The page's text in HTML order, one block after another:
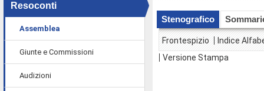
Resoconti
Assemblea
Giunte e Commissioni
Audizioni
Stenografico
Frontespizio
Indice
Versione Stampa